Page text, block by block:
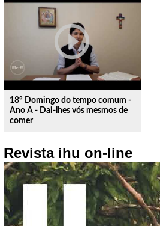
play_circle_outline
18º Domingo do tempo comum -
Ano A - Dai-lhes vós mesmos de
comer
Revista ihu on-line